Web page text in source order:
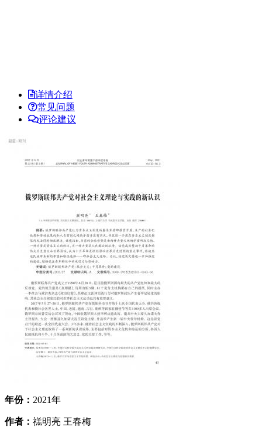
详情介绍
常见问题
评论建议
年份： 2021年
作者： 禚明亮 王春梅